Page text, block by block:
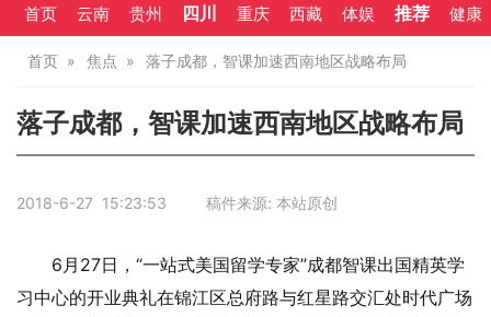
首页 云南 贵州 四川 重庆 西藏 体娱 推荐 健康
首页 焦点 落子成都，智课加速西南地区战略布局
落子成都，智课加速西南地区战略布局
2018-6-27 15:23:53 稿件来源: 本站原创
6月27日，“一站式美国留学专家”成都智课出国精英学
习中心的开业典礼在锦江区总府路与红星路交汇处时代广场